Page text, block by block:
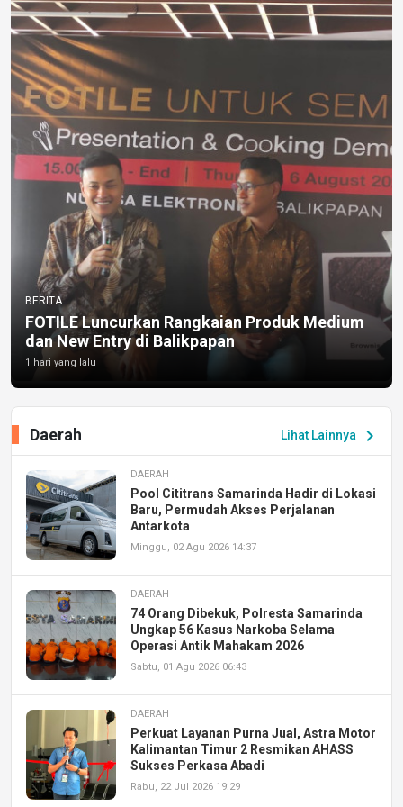
BERITA
FOTILE Luncurkan Rangkaian Produk Medium
dan New Entry di Balikpapan
1 hari yang lalu
Lihat Lainnya chevron_right
Daerah
DAERAH
Pool Cititrans Samarinda Hadir di Lokasi
Baru, Permudah Akses Perjalanan
Antarkota
Minggu, 02 Agu 2026 14:37
DAERAH
74 Orang Dibekuk, Polresta Samarinda
Ungkap 56 Kasus Narkoba Selama
Operasi Antik Mahakam 2026
Sabtu, 01 Agu 2026 06:43
DAERAH
Perkuat Layanan Purna Jual, Astra Motor
Kalimantan Timur 2 Resmikan AHASS
Sukses Perkasa Abadi
Rabu, 22 Jul 2026 19:29